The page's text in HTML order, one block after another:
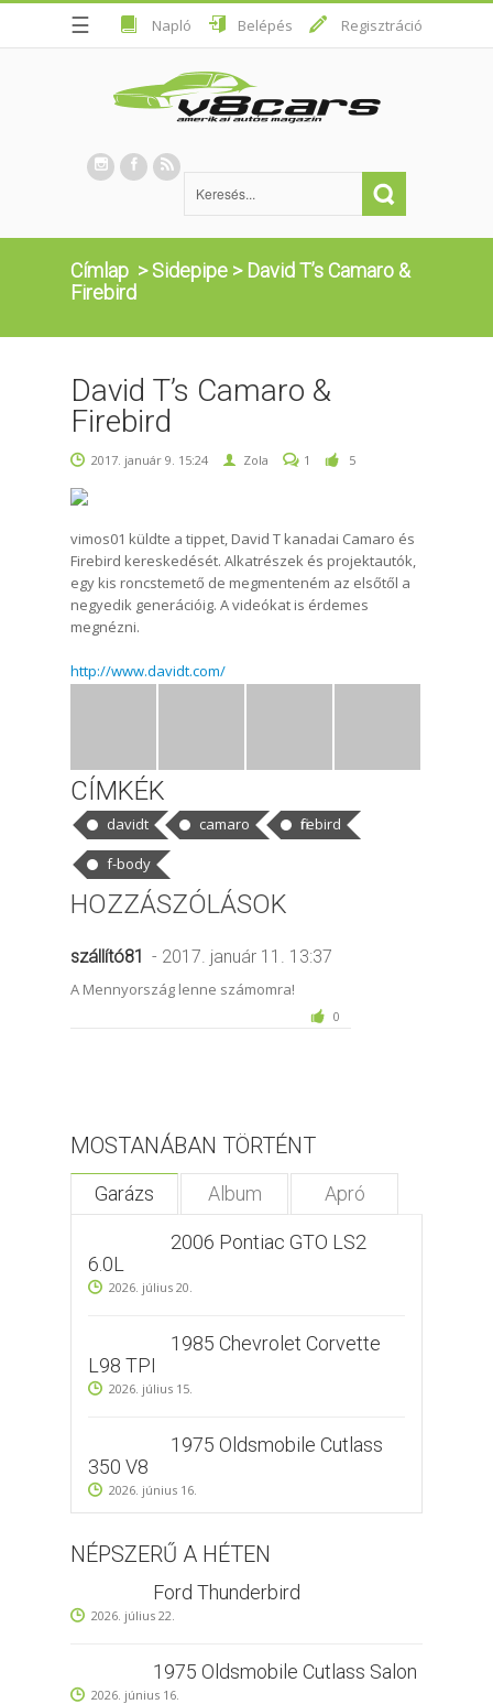
☰ Napló Belépés Regisztráció
Címlap >Sidepipe > David T’s Camaro &
Firebird
David T’s Camaro &
Firebird
2017. január 9. 15:24 Zola 1 5
vimos01 küldte a tippet, David T kanadai Camaro és
Firebird kereskedését. Alkatrészek és projektautók,
egy kis roncstemető de megmenteném az elsőtől a
negyedik generációig. A videókat is érdemes
megnézni.
http://www.davidt.com/
CÍMKÉK
davidt camaro
firebird
f-body
HOZZÁSZÓLÁSOK
szállító81 - 2017. január 11. 13:37
A Mennyország lenne számomra!
0
MOSTANÁBAN TÖRTÉNT
Garázs Album Apró
2006 Pontiac GTO LS2
6.0L
2026. július 20.
1985 Chevrolet Corvette
L98 TPI
2026. július 15.
1975 Oldsmobile Cutlass
350 V8
2026. június 16.
NÉPSZERŰ A HÉTEN
Ford Thunderbird
2026. július 22.
1975 Oldsmobile Cutlass Salon
2026. június 16.